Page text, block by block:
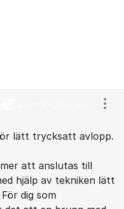
lätt trycksatt avlopp.
att anslutas till
hjälp av tekniken lätt
dig som